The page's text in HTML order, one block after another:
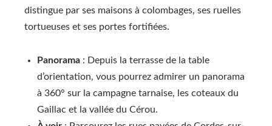
distingue par ses maisons à colombages, ses ruelles
tortueuses et ses portes fortifiées.
Panorama : Depuis la terrasse de la table
d’orientation, vous pourrez admirer un panorama
à 360° sur la campagne tarnaise, les coteaux du
Gaillac et la vallée du Cérou.